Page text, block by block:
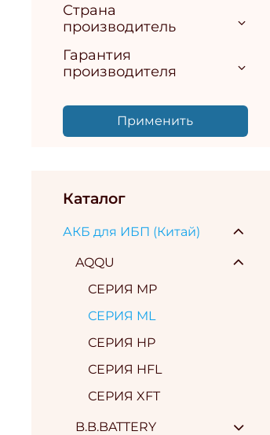
Страна
производитель
Гарантия
производителя
Применить
Каталог
АКБ для ИБП (Китай)
AQQU
СЕРИЯ MP
СЕРИЯ ML
СЕРИЯ HP
СЕРИЯ HFL
СЕРИЯ XFT
B.B.BATTERY